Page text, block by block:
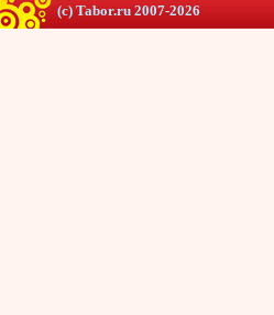
(c) Tabor.ru 2007-2026